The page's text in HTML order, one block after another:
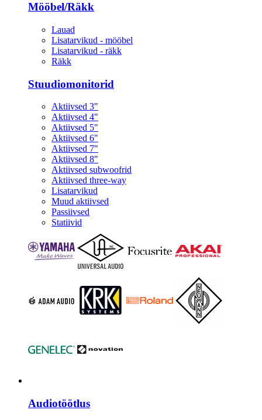
Mööbel/Räkk
Lauad
Lisatarvikud - mööbel
Lisatarvikud - räkk
Räkk
Stuudiomonitorid
Aktiivsed 3"
Aktiivsed 4"
Aktiivsed 5"
Aktiivsed 6"
Aktiivsed 7"
Aktiivsed 8"
Aktiivsed subwoofrid
Aktiivsed three-way
Lisatarvikud
Muud aktiivsed
Passiivsed
Statiivid
Audiotöötlus